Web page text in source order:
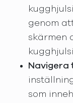
genom
skärmen
Navigera
som